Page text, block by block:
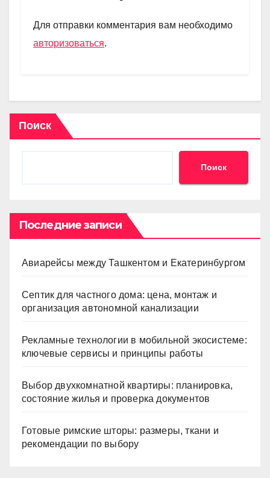
m p
p
a
и
Для отправки комментария вам необходимо
авторизоваться.
Поиск
Поиск
Последние записи
Авиарейсы между Ташкентом и Екатеринбургом
Септик для частного дома: цена, монтаж и
организация автономной канализации
Рекламные технологии в мобильной экосистеме:
ключевые сервисы и принципы работы
Выбор двухкомнатной квартиры: планировка,
состояние жилья и проверка документов
Готовые римские шторы: размеры, ткани и
рекомендации по выбору